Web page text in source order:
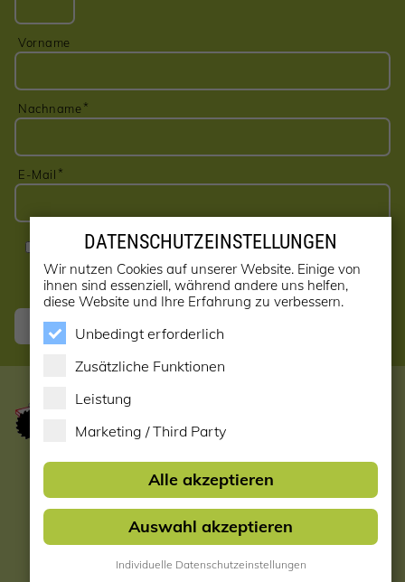
Vorname
Nachname
E-Mail
Ja, ich möchte den Newsletter erhalten! (kann jederzeit
abbestellt werden)
Anmelden
Startseite
Datenschutzerklärung
Impressum & AGB
DATENSCHUTZEINSTELLUNGEN
Wir nutzen Cookies auf unserer Website. Einige von
ihnen sind essenziell, während andere uns helfen,
diese Website und Ihre Erfahrung zu verbessern.
Unbedingt erforderlich
Zusätzliche Funktionen
Leistung
Marketing / Third Party
Alle akzeptieren
Auswahl akzeptieren
Individuelle Datenschutzeinstellungen